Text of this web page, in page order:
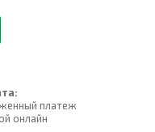
платеж
онлайн